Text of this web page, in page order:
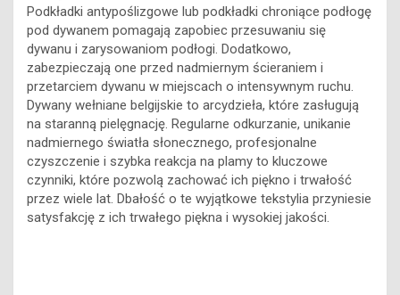
Podkładki antypoślizgowe lub podkładki chroniące podłogę
pod dywanem pomagają zapobiec przesuwaniu się
dywanu i zarysowaniom podłogi. Dodatkowo,
zabezpieczają one przed nadmiernym ścieraniem i
przetarciem dywanu w miejscach o intensywnym ruchu.
Dywany wełniane belgijskie to arcydzieła, które zasługują
na staranną pielęgnację. Regularne odkurzanie, unikanie
nadmiernego światła słonecznego, profesjonalne
czyszczenie i szybka reakcja na plamy to kluczowe
czynniki, które pozwolą zachować ich piękno i trwałość
przez wiele lat. Dbałość o te wyjątkowe tekstylia przyniesie
satysfakcję z ich trwałego piękna i wysokiej jakości.